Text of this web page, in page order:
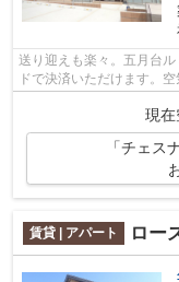
送り迎えも楽々。五月台
ドで決済いただけます。
現在
「チェス
賃貸 | アパート ロー